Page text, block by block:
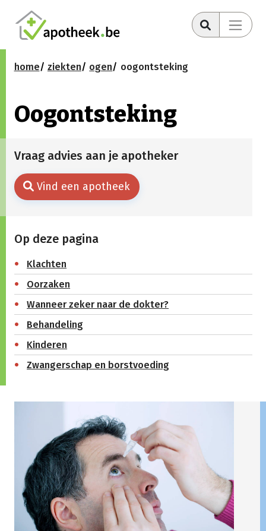
home ziekten ogen oogontsteking
Oogontsteking
Vraag advies aan je apotheker
Vind een apotheek
Op deze pagina
Klachten
Oorzaken
Wanneer zeker naar de dokter?
Behandeling
Kinderen
Zwangerschap en borstvoeding